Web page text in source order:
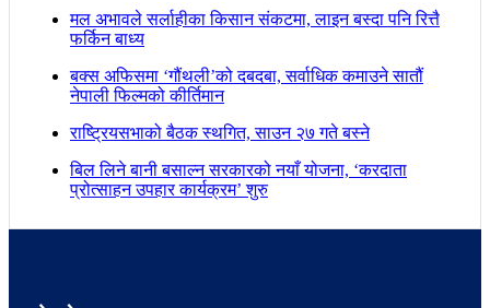
मल अभावले सर्लाहीका किसान संकटमा, लाइन बस्दा पनि रित्तै
फर्किन बाध्य
बक्स अफिसमा ‘गौंथली’को दबदबा, सर्वाधिक कमाउने सातौं
नेपाली फिल्मको कीर्तिमान
राष्ट्रियसभाको बैठक स्थगित, साउन २७ गते बस्ने
बिल लिने बानी बसाल्न सरकारको नयाँ योजना, ‘करदाता
प्रोत्साहन उपहार कार्यक्रम’ शुरु